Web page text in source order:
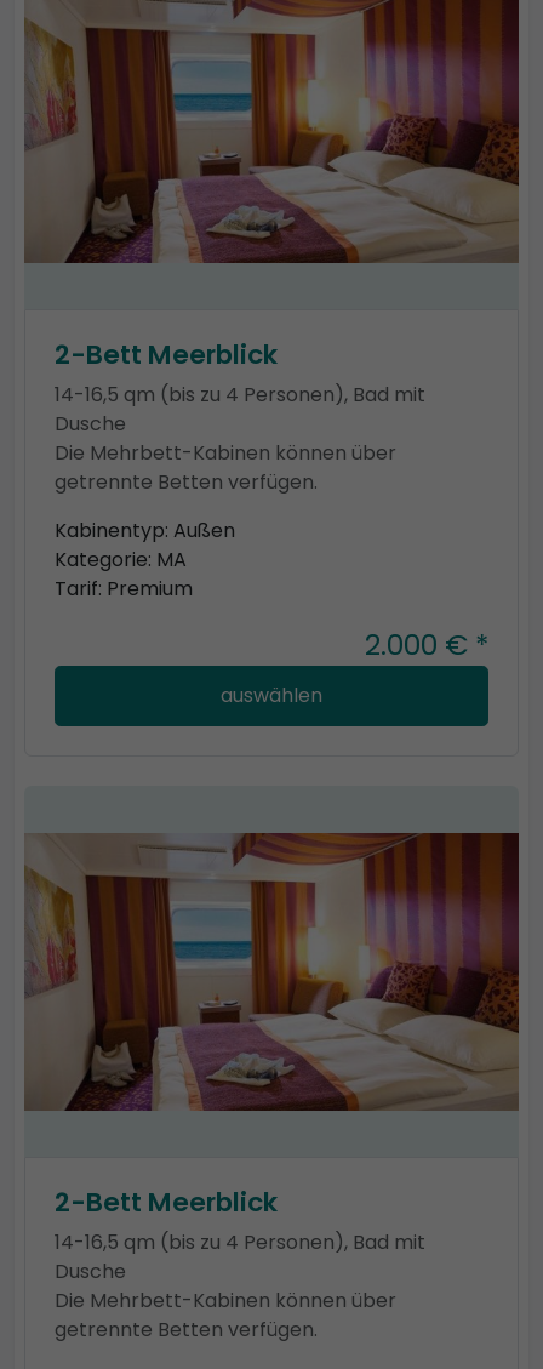
2-Bett Meerblick
14-16,5 qm (bis zu 4 Personen), Bad mit
Dusche
Die Mehrbett-Kabinen können über
getrennte Betten verfügen.
Kabinentyp: Außen
Kategorie: MA
Tarif: Premium
2.000 € *
auswählen
2-Bett Meerblick
14-16,5 qm (bis zu 4 Personen), Bad mit
Dusche
Die Mehrbett-Kabinen können über
getrennte Betten verfügen.